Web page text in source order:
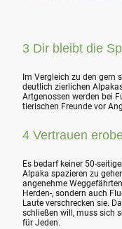
3 Dir bleibt die
Im Vergleich zu den gern
deutlich zierlichen
Artgenossen werden bei
tierischen Freunde vor
4 Vertrauen
Es bedarf keiner 50-
Alpaka spazieren zu
angenehme
Herden-, sondern auch
Laute verschrecken sie.
schließen will, muss sich
für Jeden.